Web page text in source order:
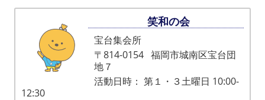
笑和の会
宝台集会所
〒814-0154 福岡市城南区宝台団
地７
活動日時： 第１・３土曜日 10:00-
12:30